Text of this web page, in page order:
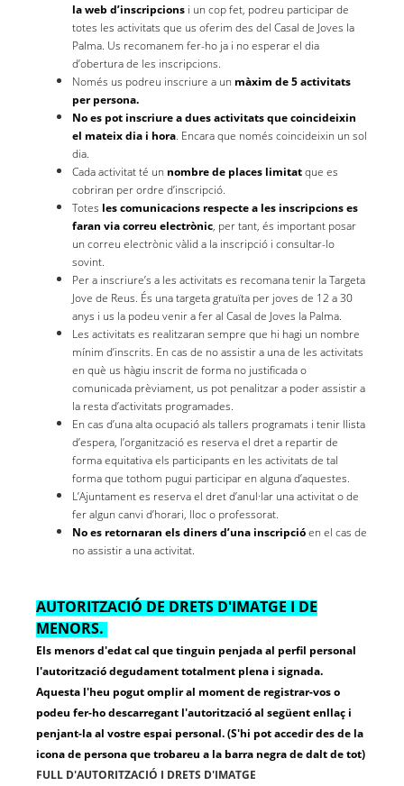
la web d’inscripcions i un cop fet, podreu participar de
totes les activitats que us oferim des del Casal de Joves la
Palma. Us recomanem fer-ho ja i no esperar el dia
d’obertura de les inscripcions.
Només us podreu inscriure a un màxim de 5 activitats
per persona.
No es pot inscriure a dues activitats que coincideixin
el mateix dia i hora. Encara que només coincideixin un sol
dia.
Cada activitat té un nombre de places limitatque es
cobriran per ordre d’inscripció.
Totes les comunicacions respecte a les inscripcions es
faran via correu electrònic, per tant, és important posar
un correu electrònic vàlid a la inscripció i consultar-lo
sovint.
Per a inscriure’s a les activitats es recomana tenir la Targeta
Jove de Reus. És una targeta gratuïta per joves de 12 a 30
anys i us la podeu venir a fer al Casal de Joves la Palma.
Les activitats es realitzaran sempre que hi hagi un nombre
mínim d’inscrits. En cas de no assistir a una de les activitats
en què us hàgiu inscrit de forma no justificada o
comunicada prèviament, us pot penalitzar a poder assistir a
la resta d’activitats programades.
En cas d’una alta ocupació als tallers programats i tenir llista
d’espera, l’organització es reserva el dret a repartir de
forma equitativa els participants en les activitats de tal
forma que tothom pugui participar en alguna d’aquestes.
L’Ajuntament es reserva el dret d’anul·lar una activitat o de
fer algun canvi d’horari, lloc o professorat.
No es retornaran els diners d’una inscripcióen el cas de
no assistir a una activitat.
AUTORITZACIÓ DE DRETS D'IMATGE I DE
MENORS.
Els menors d'edat cal que tinguin penjada al perfil personal
l'autorització degudament totalment plena i signada.
Aquesta l'heu pogut omplir al moment de registrar-vos o
podeu fer-ho descarregant l'autorització al següent enllaç i
penjant-la al vostre espai personal. (S'hi pot accedir des de la
icona de persona que trobareu a la barra negra de dalt de tot)
FULL D'AUTORITZACIÓ I DRETS D'IMATGE